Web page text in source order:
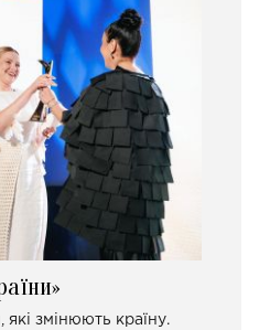
які змінюють країну.